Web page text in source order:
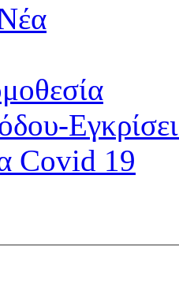
Covid 19